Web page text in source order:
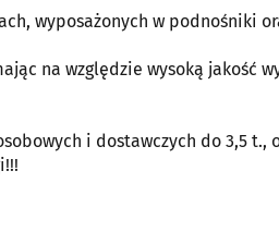
wyposażonych w podnośniki
na względzie wysoką jakość
i dostawczych do 3,5 t.,